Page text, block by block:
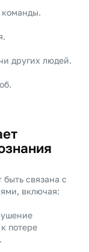
команды.
других людей.
связана с
включая:
потере